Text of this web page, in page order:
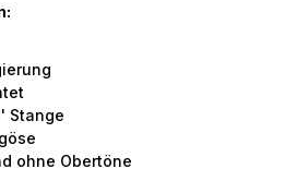
Stange
ohne Obertöne